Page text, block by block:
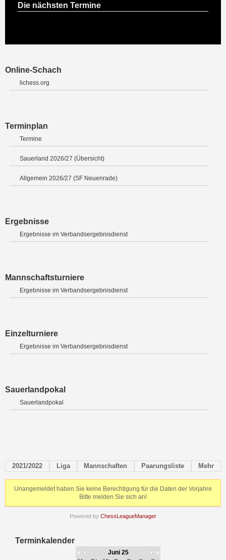
Die nächsten Termine
Online-Schach
lichess.org
Terminplan
Termine
Sauerland 2026/27 (Übersicht)
Allgemein 2026/27 (SF Neuenrade)
Ergebnisse
Ergebnisse im Verbandsergebnisdienst
Mannschaftsturniere
Ergebnisse im Verbandsergebnisdienst
Einzelturniere
Ergebnisse im Verbandsergebnisdienst
Sauerlandpokal
Sauerlandpokal
2021/2022 Liga Mannschaften Paarungsliste Mehr
Unangemeldet haben Sie keine Berechtigung für die Daten der Vorjahre
Bitte melden Sie sich an!
Powered by ChessLeagueManager
Terminkalender
« ‹ Juni 25 ›
»